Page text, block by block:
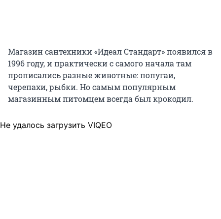
Магазин сантехники «Идеал Стандарт» появился в
1996 году, и практически с самого начала там
прописались разные животные: попугаи,
черепахи, рыбки. Но самым популярным
магазинным питомцем всегда был крокодил.
Не удалось загрузить VIQEO